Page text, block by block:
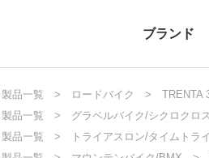
ブランド
車 自転車パーツ
ース プレスリリース
製品一覧 ロードバイク
TRENTA
製品一覧 グラベルバイク/シクロクロス
製品一覧 トライアスロン/タイムトラ